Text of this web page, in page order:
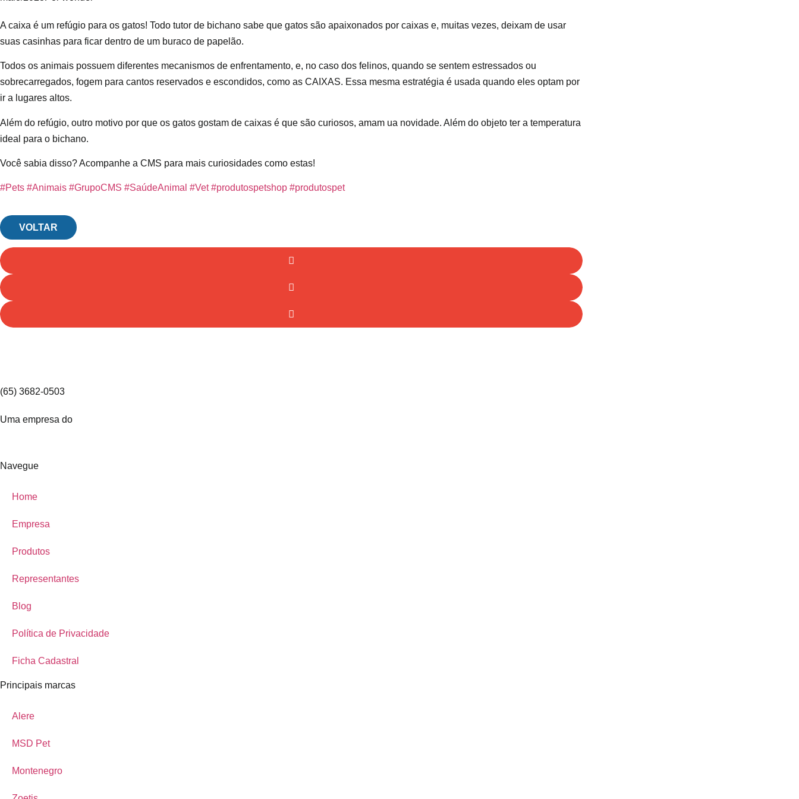
A caixa é um refúgio para os gatos! Todo tutor de bichano sabe que gatos são apaixonados por caixas e, muitas vezes, deixam de usar
suas casinhas para ficar dentro de um buraco de papelão.
Todos os animais possuem diferentes mecanismos de enfrentamento, e, no caso dos felinos, quando se sentem estressados ou
sobrecarregados, fogem para cantos reservados e escondidos, como as CAIXAS. Essa mesma estratégia é usada quando eles optam por
ir a lugares altos.
Além do refúgio, outro motivo por que os gatos gostam de caixas é que são curiosos, amam ua novidade. Além do objeto ter a temperatura
ideal para o bichano.
Você sabia disso? Acompanhe a CMS para mais curiosidades como estas!
#Pets #Animais #GrupoCMS #SaúdeAnimal #Vet #produtospetshop #produtospet
VOLTAR
(65) 3682-0503
Uma empresa do
Navegue
Home
Empresa
Produtos
Representantes
Blog
Política de Privacidade
Ficha Cadastral
Principais marcas
Alere
MSD Pet
Montenegro